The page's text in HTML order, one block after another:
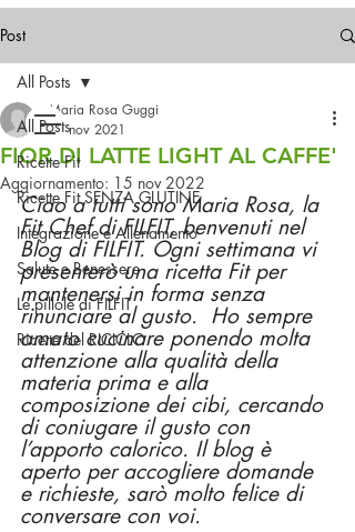
Post
All Posts
Ricette Fit
Ricette Fit SENZA GLUTINE
Integrazione e Allenamento
Salute e Benessere
Le pillole di FILFIT
Ricette del RICICLO
All Posts
FIOR DI LATTE LIGHT AL CAFFE'
Maria Rosa Guggi
19 nov 2021
Aggiornamento: 15 nov 2022
Ciao a tutti sono Maria Rosa, la
Fit Chef di FILFIT, benvenuti nel
Blog di FILFIT. Ogni settimana vi
presenterò una ricetta Fit per
mantenersi in forma senza
rinunciare al gusto.  Ho sempre
amato cucinare ponendo molta
attenzione alla qualità della
materia prima e alla
composizione dei cibi, cercando
di coniugare il gusto con
l’apporto calorico. Il blog è
aperto per accogliere domande
e richieste, sarò molto felice di
conversare con voi.